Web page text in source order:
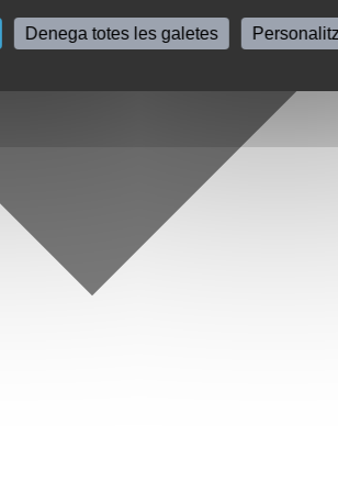
Denega totes les galetes